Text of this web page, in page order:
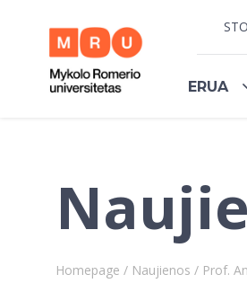
ERUA
Homepage / Naujienos / Prof.